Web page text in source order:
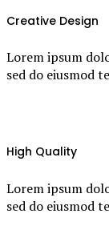
Creative Design
Lorem ipsum
sed do eiusmod
High Quality
Lorem ipsum
sed do eiusmod